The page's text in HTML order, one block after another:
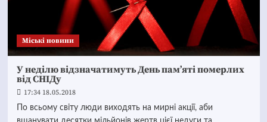
Mіські новини
У неділю відзначатимуть День пам’яті померлих
від СНІДу
17:34 18.05.2018
По всьому світу люди виходять на мирні акції, аби